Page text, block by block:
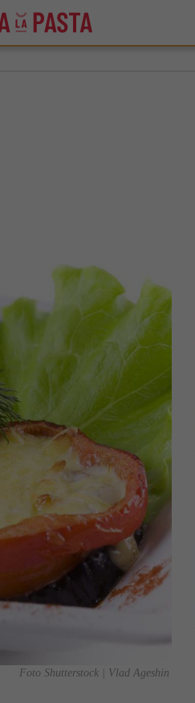
Foto Shutterstock | Vlad Ageshin